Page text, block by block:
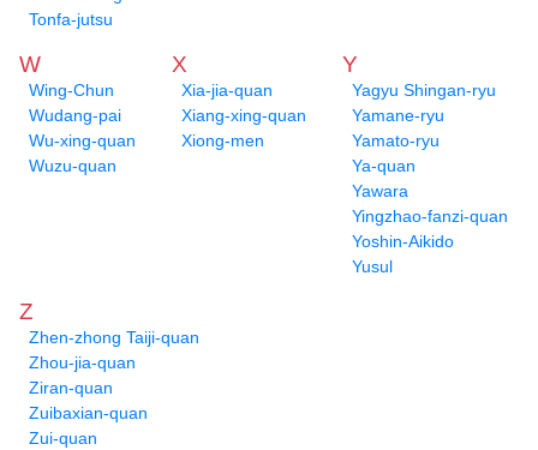
Tonfa-jutsu
W
Wing-Chun
Wudang-pai
Wu-xing-quan
Wuzu-quan
X
Xia-jia-quan
Xiang-xing-quan
Xiong-men
Y
Yagyu Shingan-ryu
Yamane-ryu
Yamato-ryu
Ya-quan
Yawara
Yingzhao-fanzi-quan
Yoshin-Aikido
Yusul
Z
Zhen-zhong Taiji-quan
Zhou-jia-quan
Ziran-quan
Zuibaxian-quan
Zui-quan